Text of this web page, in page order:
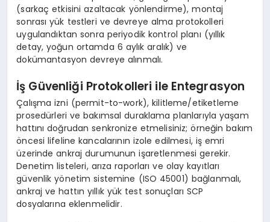
(sarkaç etkisini azaltacak yönlendirme), montaj
sonrası yük testleri ve devreye alma protokolleri
uygulandıktan sonra periyodik kontrol planı (yıllık
detay, yoğun ortamda 6 aylık aralık) ve
dokümantasyon devreye alınmalı.
İş Güvenliği Protokolleri ile Entegrasyon
Çalışma izni (permit-to-work), kilitleme/etiketleme
prosedürleri ve bakımsal duraklama planlarıyla yaşam
hattını doğrudan senkronize etmelisiniz; örneğin bakım
öncesi lifeline kancalarının izole edilmesi, iş emri
üzerinde ankraj durumunun işaretlenmesi gerekir.
Denetim listeleri, arıza raporları ve olay kayıtları
güvenlik yönetim sistemine (ISO 45001) bağlanmalı,
ankraj ve hattın yıllık yük test sonuçları SCP
dosyalarına eklenmelidir.